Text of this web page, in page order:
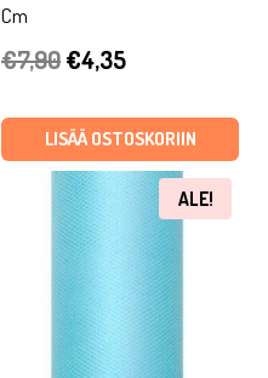
Cm
€7,90Alkuperäinen
oli:
€7,90.
€4,35Nykyinen
on:
€4,35.
LISÄÄ OSTOSKORIIN
ALE!